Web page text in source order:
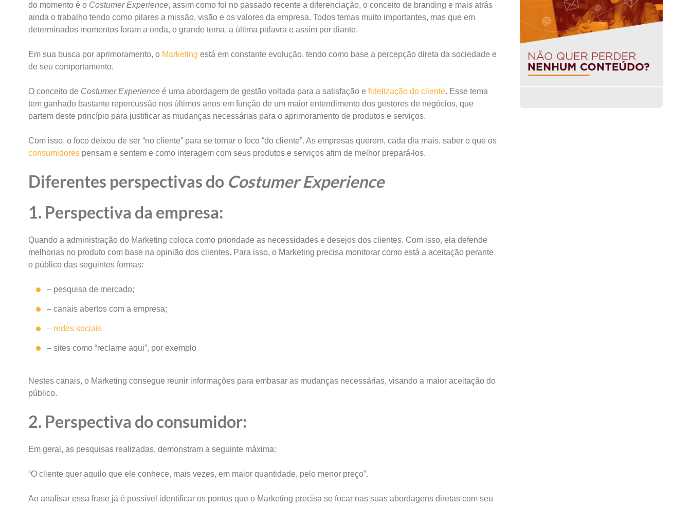
do momento é o Costumer Experience, assim como foi no passado recente a diferenciação, o conceito de branding e mais atrás
ainda o trabalho tendo como pilares a missão, visão e os valores da empresa. Todos temas muito importantes, mas que em
determinados momentos foram a onda, o grande tema, a última palavra e assim por diante.
Em sua busca por aprimoramento, o Marketing está em constante evolução, tendo como base a percepção direta da sociedade e
de seu comportamento.
O conceito de Costumer Experience é uma abordagem de gestão voltada para a satisfação e fidelização do cliente. Esse tema
tem ganhado bastante repercussão nos últimos anos em função de um maior entendimento dos gestores de negócios, que
partem deste princípio para justificar as mudanças necessárias para o aprimoramento de produtos e serviços.
Com isso, o foco deixou de ser “no cliente” para se tornar o foco “do cliente”. As empresas querem, cada dia mais, saber o que os
consumidores pensam e sentem e como interagem com seus produtos e serviços afim de melhor prepará-los.
Diferentes perspectivas do Costumer Experience
1. Perspectiva da empresa:
Quando a administração do Marketing coloca como prioridade as necessidades e desejos dos clientes. Com isso, ela defende
melhorias no produto com base na opinião dos clientes. Para isso, o Marketing precisa monitorar como está a aceitação perante
o público das seguintes formas:
– pesquisa de mercado;
– canais abertos com a empresa;
– redes sociais
– sites como “reclame aqui”, por exemplo
Nestes canais, o Marketing consegue reunir informações para embasar as mudanças necessárias, visando a maior aceitação do
público.
2. Perspectiva do consumidor:
Em geral, as pesquisas realizadas, demonstram a seguinte máxima:
“O cliente quer aquilo que ele conhece, mais vezes, em maior quantidade, pelo menor preço”.
Ao analisar essa frase já é possível identificar os pontos que o Marketing precisa se focar nas suas abordagens diretas com seu